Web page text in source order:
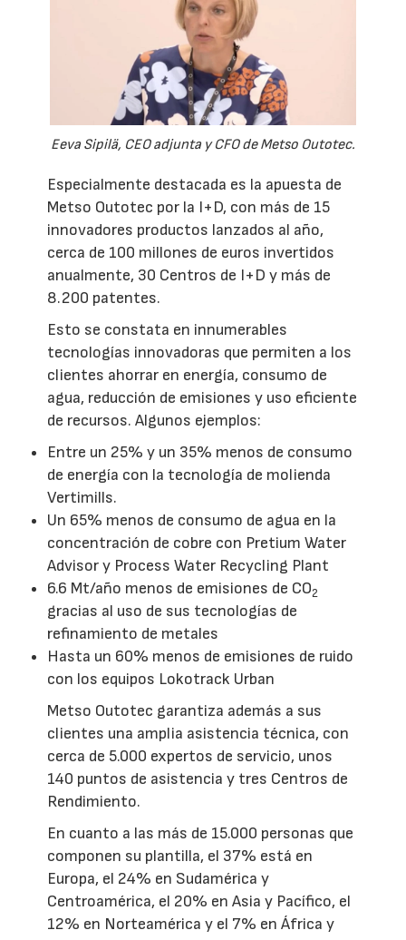
Eeva Sipilä, CEO adjunta y CFO de Metso Outotec.
Especialmente destacada es la apuesta de
Metso Outotec por la I+D, con más de 15
innovadores productos lanzados al año,
cerca de 100 millones de euros invertidos
anualmente, 30 Centros de I+D y más de
8.200 patentes.
Esto se constata en innumerables
tecnologías innovadoras que permiten a los
clientes ahorrar en energía, consumo de
agua, reducción de emisiones y uso eficiente
de recursos. Algunos ejemplos:
Entre un 25% y un 35% menos de consumo
de energía con la tecnología de molienda
Vertimills.
Un 65% menos de consumo de agua en la
concentración de cobre con Pretium Water
Advisor y Process Water Recycling Plant
6.6 Mt/año menos de emisiones de CO2
gracias al uso de sus tecnologías de
refinamiento de metales
Hasta un 60% menos de emisiones de ruido
con los equipos Lokotrack Urban
Metso Outotec garantiza además a sus
clientes una amplia asistencia técnica, con
cerca de 5.000 expertos de servicio, unos
140 puntos de asistencia y tres Centros de
Rendimiento.
En cuanto a las más de 15.000 personas que
componen su plantilla, el 37% está en
Europa, el 24% en Sudamérica y
Centroamérica, el 20% en Asia y Pacífico, el
12% en Norteamérica y el 7% en África y